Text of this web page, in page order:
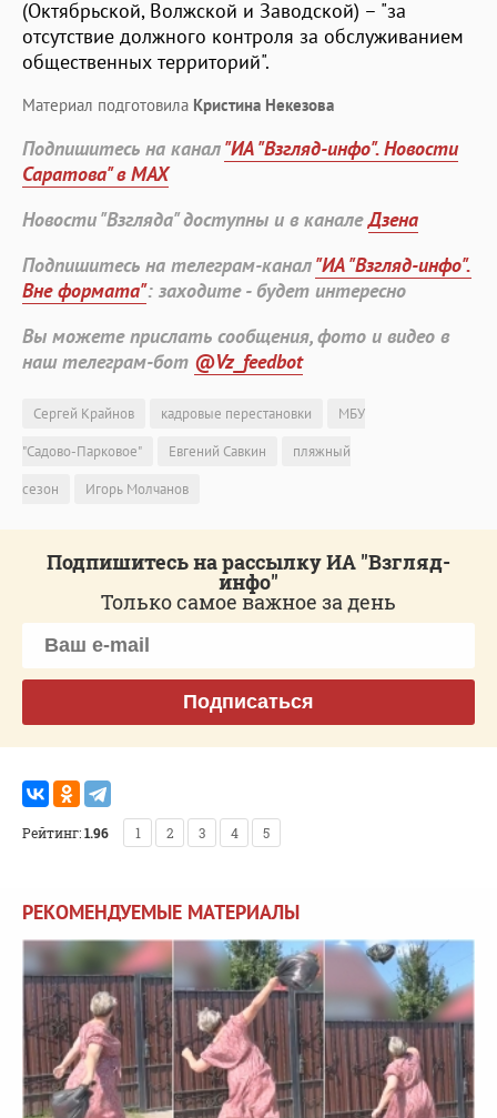
(Октябрьской, Волжской и Заводской) – "за
отсутствие должного контроля за обслуживанием
общественных территорий".
Материал подготовила Кристина Некезова
Подпишитесь на канал"ИА "Взгляд-инфо". Новости
Саратова" в MAX
Новости "Взгляда" доступны и в каналеДзена
Подпишитесь на телеграм-канал"ИА "Взгляд-инфо".
Вне формата": заходите - будет интересно
Вы можете прислать сообщения, фото и видео в
наш телеграм-бот @Vz_feedbot
Сергей Крайнов кадровые перестановки
МБУ
"Садово-Парковое"
Евгений Савкин
пляжный
сезон
Игорь Молчанов
Подпишитесь на рассылку ИА "Взгляд-
инфо"
Только самое важное за день
Подписаться
Рейтинг:1.96 1 2 3 4 5
РЕКОМЕНДУЕМЫЕ МАТЕРИАЛЫ